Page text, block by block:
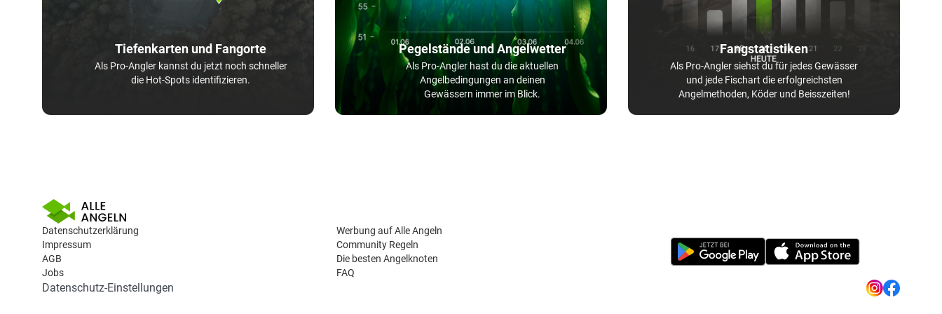
Tiefenkarten und Fangorte
Als Pro-Angler kannst du jetzt noch schneller
die Hot-Spots identifizieren.
Pegelstände und Angelwetter
Als Pro-Angler hast du die aktuellen
Angelbedingungen an deinen
Gewässern immer im Blick.
Fangstatistiken
Als Pro-Angler siehst du für jedes Gewässer
und jede Fischart die erfolgreichsten
Angelmethoden, Köder und Beisszeiten!
Datenschutzerklärung
Impressum
AGB
Jobs
Werbung auf Alle Angeln
Community Regeln
Die besten Angelknoten
FAQ
Datenschutz-Einstellungen